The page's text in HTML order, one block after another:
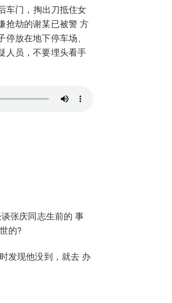
车门，掏出刀抵住女
抢劫的谢某已被警 方
放在地下停车场、
人员，不要埋头看手
张庆同志生前的 事
的?
发现他没到，就去 办